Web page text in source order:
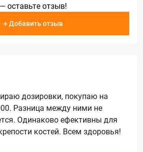
— оставьте отзыв!
+ Добавить отзыв
дозировки, покупаю на
Разница между ними не
Одинаково ефективны для
костей. Всем здоровья!